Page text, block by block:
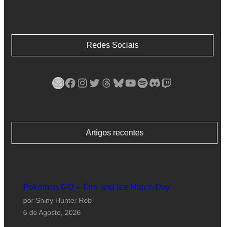
Redes Sociais
Mail Facebook Instagram Twitter Threads Bluesky YouTube Spotify Discord Twitch
Artigos recentes
Pokémon GO – Fire and Ice Hatch Day
por Shiny Hunter Rob
6 de Agosto, 2026